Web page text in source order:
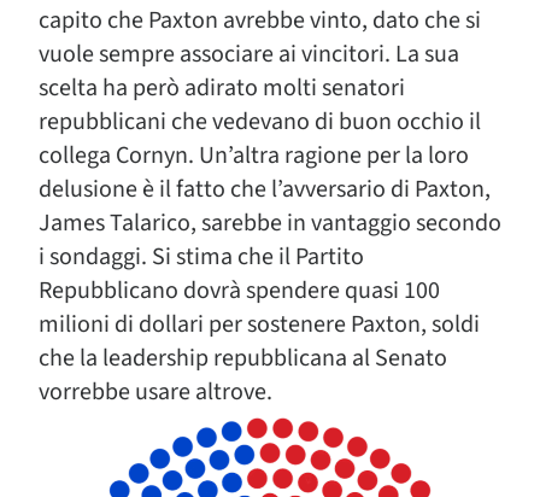
capito che Paxton avrebbe vinto, dato che si
vuole sempre associare ai vincitori. La sua
scelta ha però adirato molti senatori
repubblicani che vedevano di buon occhio il
collega Cornyn. Un’altra ragione per la loro
delusione è il fatto che l’avversario di Paxton,
James Talarico, sarebbe in vantaggio secondo
i sondaggi. Si stima che il Partito
Repubblicano dovrà spendere quasi 100
milioni di dollari per sostenere Paxton, soldi
che la leadership repubblicana al Senato
vorrebbe usare altrove.